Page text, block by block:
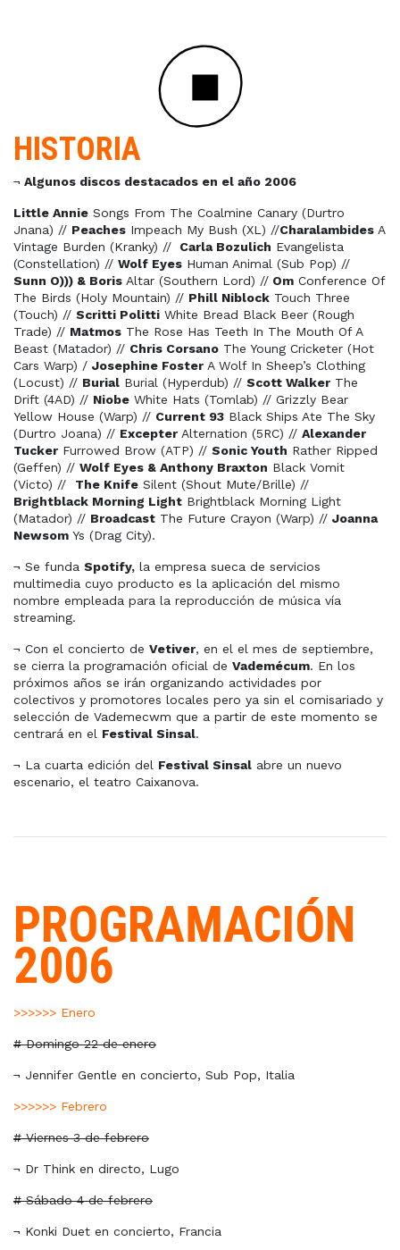
HISTORIA
¬ Algunos discos destacados en el año 2006
Little Annie Songs From The Coalmine Canary (Durtro
Jnana) // Peaches Impeach My Bush (XL) //Charalambides A
Vintage Burden (Kranky) //
Carla Bozulich Evangelista
(Constellation) // Wolf Eyes Human Animal (Sub Pop) //
Sunn O))) & Boris Altar (Southern Lord) // Om Conference Of
The Birds (Holy Mountain) // Phill Niblock Touch Three
(Touch) // Scritti Politti White Bread Black Beer (Rough
Trade) // Matmos The Rose Has Teeth In The Mouth Of A
Beast (Matador) // Chris Corsano The Young Cricketer (Hot
Cars Warp) / Josephine Foster A Wolf In Sheep’s Clothing
(Locust) // Burial Burial (Hyperdub) // Scott Walker The
Drift (4AD) // Niobe White Hats (Tomlab) // Grizzly Bear
Yellow House (Warp) // Current 93 Black Ships Ate The Sky
(Durtro Joana) // Excepter Alternation (5RC) // Alexander
Tucker Furrowed Brow (ATP) // Sonic Youth Rather Ripped
(Geffen) // Wolf Eyes & Anthony Braxton Black Vomit
(Victo) //
The Knife Silent (Shout Mute/Brille) //
Brightblack Morning Light Brightblack Morning Light
(Matador) // Broadcast The Future Crayon (Warp) // Joanna
Newsom Ys (Drag City).
¬ Se funda Spotify, la empresa sueca de servicios
multimedia cuyo producto es la aplicación del mismo
nombre empleada para la reproducción de música vía
streaming.
¬ Con el concierto de Vetiver, en el el mes de septiembre,
se cierra la programación oficial de Vademécum. En los
próximos años se irán organizando actividades por
colectivos y promotores locales pero ya sin el comisariado y
selección de Vademecwm que a partir de este momento se
centrará en el Festival Sinsal.
¬ La cuarta edición del Festival Sinsal abre un nuevo
escenario, el teatro Caixanova.
PROGRAMACIÓN
2006
>>>>>> Enero
# Domingo 22 de enero
¬ Jennifer Gentle en concierto, Sub Pop, Italia
>>>>>> Febrero
# Viernes 3 de febrero
¬ Dr Think en directo, Lugo
# Sábado 4 de febrero
¬ Konki Duet en concierto, Francia